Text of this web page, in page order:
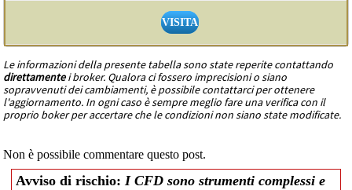
VISITA
Le informazioni della presente tabella sono state reperite contattando
direttamentei broker. Qualora ci fossero imprecisioni o siano
sopravvenuti dei cambiamenti, è possibile contattarci per ottenere
l'aggiornamento. In ogni caso è sempre meglio fare una verifica con il
proprio boker per accertare che le condizioni non siano state modificate.
Non è possibile commentare questo post.
Avviso di rischio: I CFD sono strumenti complessi e